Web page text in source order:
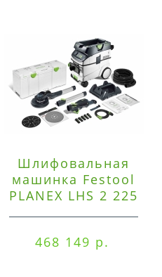
Шлифовальная
машинка Festool
PLANEX LHS 2 225
468 149 р.